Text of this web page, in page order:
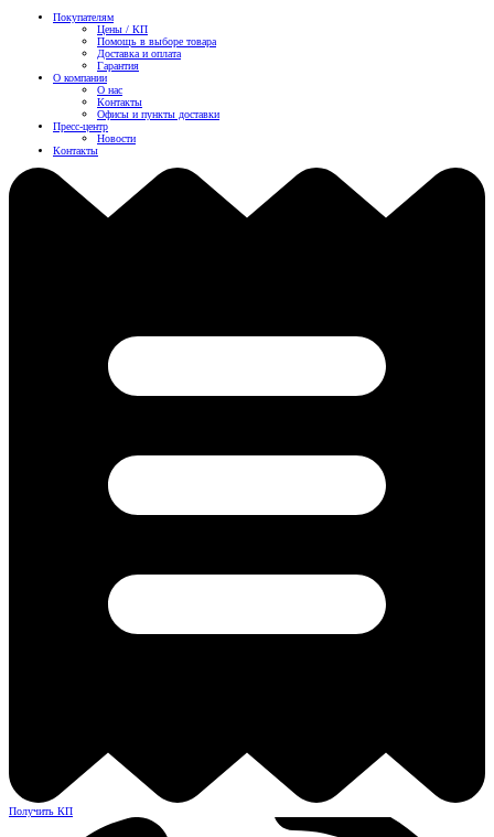
Покупателям
Цены / КП
Помощь в выборе товара
Доставка и оплата
Гарантия
О компании
О нас
Контакты
Офисы и пункты доставки
Пресс-центр
Новости
Контакты
Получить КП